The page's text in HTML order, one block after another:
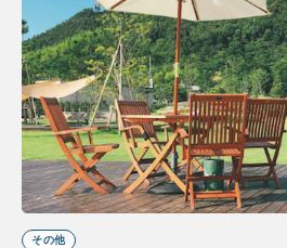
その他